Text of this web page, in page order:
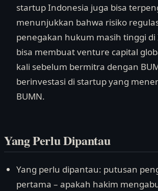
startup Indonesia juga bisa
menunjukkan bahwa risiko
penegakan hukum masih tinggi
bisa membuat venture capital
kali sebelum bermitra dengan
berinvestasi di startup yang
BUMN.
Yang Perlu Dipantau
Yang perlu dipantau: putusan
pertama – apakah hakim